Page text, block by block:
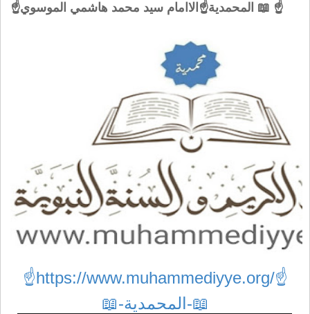
☝المحمدية☝الاامام سيد محمد هاشمي الموسوي 📖 ☝
☝https://www.muhammediyye.org/☝
📖-المحمدية-📖